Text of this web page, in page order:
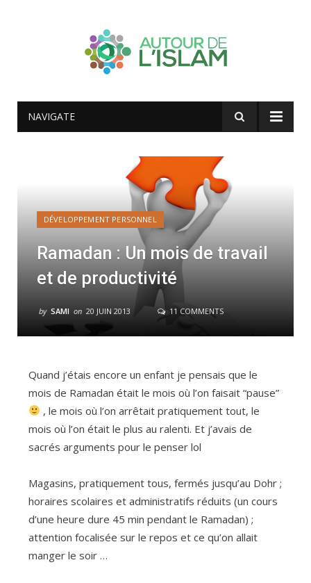
NAVIGATE
DÉVELOPPEMENT PERSONNEL
Ramadan : Un mois de travail
et de productivité
by SAMI on 20 JUIN 2013 11 COMMENTS
Quand j’étais encore un enfant je pensais que le
mois de Ramadan était le mois où l’on faisait “pause”
, le mois où l’on arrêtait pratiquement tout, le
mois où l’on était le plus au ralenti. Et j’avais de
sacrés arguments pour le penser lol
Magasins, pratiquement tous, fermés jusqu’au Dohr ;
horaires scolaires et administratifs réduits (un cours
d’une heure dure 45 min pendant le Ramadan) ;
attention focalisée sur le repos et ce qu’on allait
manger le soir …